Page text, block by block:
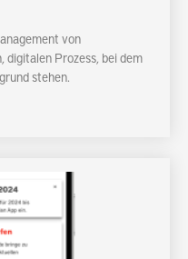
von
digitalen Prozess, bei dem
stehen.